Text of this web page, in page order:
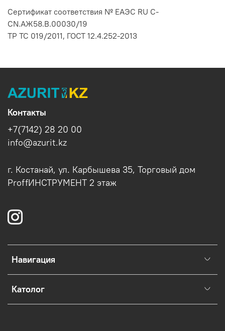
Сертификат соответствия № EAЭС RU C-
CN.АЖ58.В.00030/19
ТР ТС 019/2011, ГОСТ 12.4.252-2013
Навигация
Католог
Контакты
+7(7142) 28 20 00
info@azurit.kz
г. Костанай, ул. Карбышева 35, Торговый дом
ProffИНСТРУМЕНТ 2 этаж